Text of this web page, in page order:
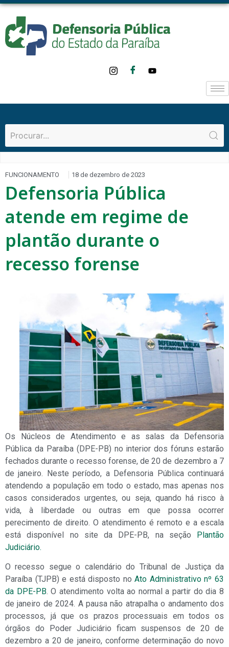
FUNCIONAMENTO 18 de dezembro de 2023
Defensoria Pública
atende em regime de
plantão durante o
recesso forense
Os Núcleos de Atendimento e as salas da Defensoria
Pública da Paraíba (DPE-PB) no interior dos fóruns estarão
fechados durante o recesso forense, de 20 de dezembro a 7
de janeiro. Neste período, a Defensoria Pública continuará
atendendo a população em todo o estado, mas apenas nos
casos considerados urgentes, ou seja, quando há risco à
vida, à liberdade ou outras em que possa ocorrer
perecimento de direito. O atendimento é remoto e a escala
está disponível no site da DPE-PB, na seção Plantão
Judiciário.
O recesso segue o calendário do Tribunal de Justiça da
Paraíba (TJPB) e está disposto noAto Administrativo nº 63
da DPE-PB. O atendimento volta ao normal a partir do dia 8
de janeiro de 2024. A pausa não atrapalha o andamento dos
processos, já que os prazos processuais em todos os
órgãos do Poder Judiciário ficam suspensos de 20 de
dezembro a 20 de janeiro, conforme determinação do novo